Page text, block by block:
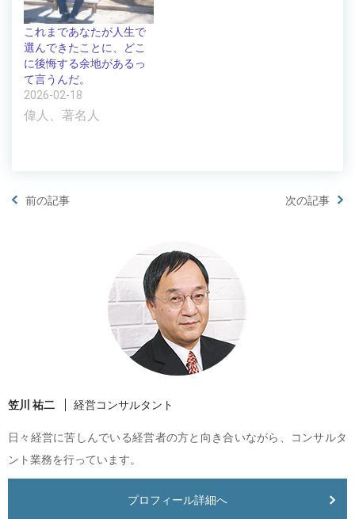
これまであなたが人生で
選んできたことに、どこ
に後悔する余地があるっ
て言うんだ。
2026-02-18
偉人、著名人
前の記事 次の記事
笠川 祐二 経営コンサルタント
日々経営に苦しんでいる経営者の方と向き合いながら、コンサルタ
ント業務を行っています。
プロフィール詳細へ